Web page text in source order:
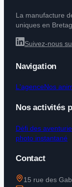
La manufacture
uniques en
Suivez-nous
Navigation
L'agenceNos
Nos activités
Défi des
photo instantané
Contact
15 rue des